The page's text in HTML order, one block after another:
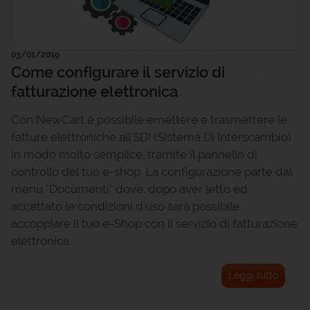
03/01/2019
Come configurare il servizio di
fatturazione elettronica
Con NewCart è possibile emettere e trasmettere le
fatture elettroniche all'SDI (Sistema Di Interscambio)
in modo molto semplice, tramite il pannello di
controllo del tuo e-shop. La configurazione parte dal
menu "Documenti" dove, dopo aver letto ed
accettato le condizioni d'uso sarà possibile
accoppiare il tuo e-Shop con il servizio di fatturazione
elettronica.
Leggi tutto